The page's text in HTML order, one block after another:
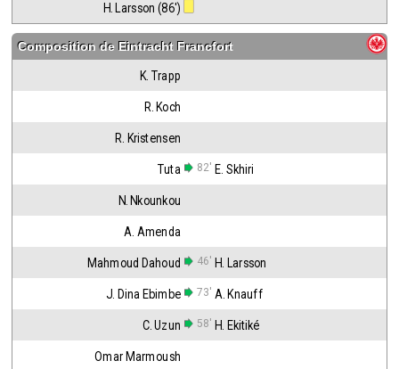
H. Larsson (86')
Composition de Eintracht Francfort
K. Trapp
R. Koch
R. Kristensen
Tuta 82' E. Skhiri
N. Nkounkou
A. Amenda
Mahmoud Dahoud 46' H. Larsson
J. Dina Ebimbe 73' A. Knauff
C. Uzun 58' H. Ekitiké
Omar Marmoush